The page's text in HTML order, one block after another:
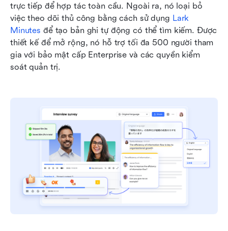
trực tiếp để hợp tác toàn cầu. Ngoài ra, nó loại bỏ
việc theo dõi thủ công bằng cách sử dụng Lark
Minutes để tạo bản ghi tự động có thể tìm kiếm. Được
thiết kế để mở rộng, nó hỗ trợ tối đa 500 người tham
gia với bảo mật cấp Enterprise và các quyền kiểm
soát quản trị.